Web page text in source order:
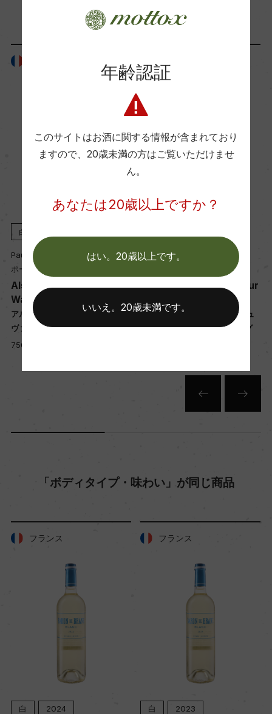
Wine Advocate 獲得点
国内ワイン専門誌評価歴
Wine Spectator 得点
ステンレスタンク
熟成：50%ステンレスタンク、50%オーク樽 6カ
月
年間生産量
5000
38年
粘土石灰質、マール
品質分類・原産地呼称
A.O.C.アルザス
ー
白
Paul Ginglinger
ポール・ジャングランジェ
Alsace Gewurztraminer
Wahlenbourg
アルザス ゲヴュルツトラミネール
ヴァロンブール
750ml, 3,750 yen
Paul Ginglinger
ポール・ジャングランジェ
Alsace Grand Cru Gewur
ztraminer Pfersigberg
アルザス グラン・クリュ ゲヴュ
ルツトラミネール ペルシベルグ
「ボディタイプ・味わい」が同じ商品
フランス
白 2024
フランス
白 2023
年齢認証
このサイトはお酒に関する情報が含まれており
ますので、 20歳未満の方はご覧いただけませ
ん。
あなたは20歳以上ですか？
はい。20歳以上です。
いいえ。20歳未満です。